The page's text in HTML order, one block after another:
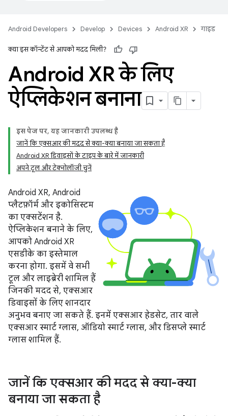
Android Developers Develop Devices Android XR गाइड
क्या इस कॉन्टेंट से आपको मदद मिली?
Android XR के लिए
ऐप्लिकेशन बनाना
इस पेज पर, यह जानकारी उपलब्ध है
जानें कि एक्सआर की मदद से क्या-क्या बनाया जा सकता है
Android XR डिवाइसों के टाइप के बारे में जानकारी
अपने टूल और टेक्नोलॉजी चुनें
Android XR, Android
प्लैटफ़ॉर्म और इकोसिस्टम
का एक्सटेंशन है.
ऐप्लिकेशन बनाने के लिए,
आपको Android XR
एसडीके का इस्तेमाल
करना होगा. इसमें वे सभी
टूल और लाइब्रेरी शामिल हैं
जिनकी मदद से, एक्सआर
डिवाइसों के लिए शानदार
अनुभव बनाए जा सकते हैं. इनमें एक्सआर हेडसेट, तार वाले
एक्सआर स्मार्ट ग्लास, ऑडियो स्मार्ट ग्लास, और डिसप्ले स्मार्ट
ग्लास शामिल हैं.
जानें कि एक्सआर की मदद से क्या-क्या
बनाया जा सकता है